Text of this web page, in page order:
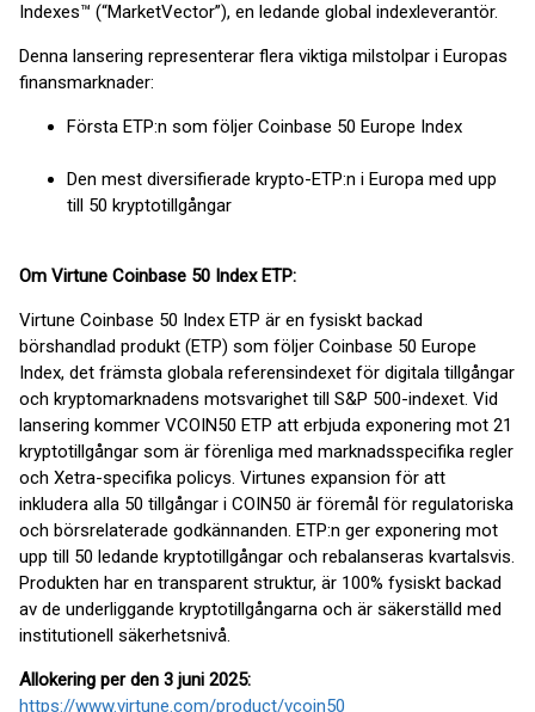
Indexes™ (“MarketVector”), en ledande global indexleverantör.
Denna lansering representerar flera viktiga milstolpar i Europas
finansmarknader:
Första ETP:n som följer Coinbase 50 Europe Index
Den mest diversifierade krypto-ETP:n i Europa med upp
till 50 kryptotillgångar
Om Virtune Coinbase 50 Index ETP:
Virtune Coinbase 50 Index ETP är en fysiskt backad
börshandlad produkt (ETP) som följer Coinbase 50 Europe
Index, det främsta globala referensindexet för digitala tillgångar
och kryptomarknadens motsvarighet till S&P 500-indexet. Vid
lansering kommer VCOIN50 ETP att erbjuda exponering mot 21
kryptotillgångar som är förenliga med marknadsspecifika regler
och Xetra-specifika policys. Virtunes expansion för att
inkludera alla 50 tillgångar i COIN50 är föremål för regulatoriska
och börsrelaterade godkännanden. ETP:n ger exponering mot
upp till 50 ledande kryptotillgångar och rebalanseras kvartalsvis.
Produkten har en transparent struktur, är 100% fysiskt backad
av de underliggande kryptotillgångarna och är säkerställd med
institutionell säkerhetsnivå.
Allokering per den 3 juni 2025:
https://www.virtune.com/product/vcoin50